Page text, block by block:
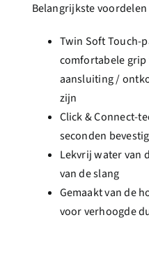
Belangrijkste
Twin Soft Touch-
comfortabele
aansluiting /
zijn
Click & Connect-
seconden
Lekvrij water van
van de slang
Gemaakt van de
voor verhoogde